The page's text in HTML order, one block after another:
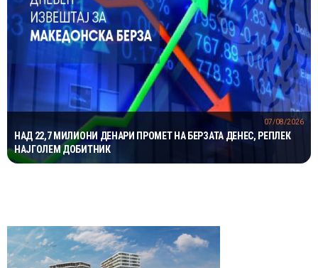
НАД 22,7 МИЛИОНИ ДЕНАРИ ПРОМЕТ НА БЕРЗАТА ДЕНЕС, РЕПЛЕК
НАЈГОЛЕМ ДОБИТНИК
07/08/2026